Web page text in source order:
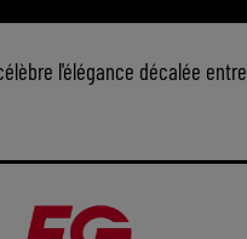
l'élégance décalée entre